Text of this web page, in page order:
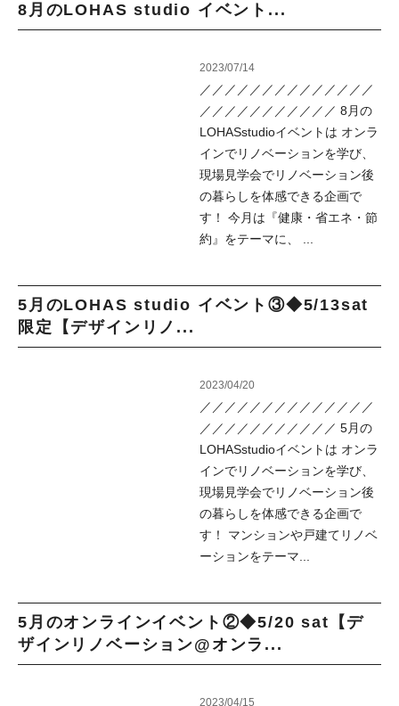
8月のLOHAS studio イベント...
2023/07/14
／／／／／／／／／／／／／／
／／／／／／／／／／／ 8月の
LOHASstudioイベントは オンラ
インでリノベーションを学び、
現場見学会でリノベーション後
の暮らしを体感できる企画で
す！ 今月は『健康・省エネ・節
約』をテーマに、 ...
5月のLOHAS studio イベント③◆5/13sat
限定【デザインリノ...
2023/04/20
／／／／／／／／／／／／／／
／／／／／／／／／／／ 5月の
LOHASstudioイベントは オンラ
インでリノベーションを学び、
現場見学会でリノベーション後
の暮らしを体感できる企画で
す！ マンションや戸建てリノベ
ーションをテーマ...
5月のオンラインイベント②◆5/20 sat【デ
ザインリノベーション@オンラ...
2023/04/15